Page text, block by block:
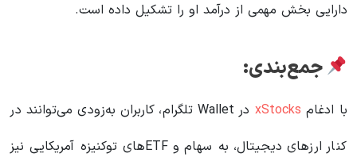
دارایی بخش مهمی از درآمد او را تشکیل داده است.
جمع‌بندی:
با ادغام xStocks
در Wallet تلگرام، کاربران به‌زودی می‌توانند در
کنار ارزهای دیجیتال، به سهام و ETFهای توکنیزه آمریکایی نیز